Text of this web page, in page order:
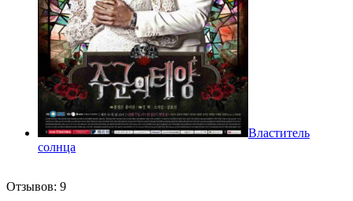
Властитель
солнца
Отзывов: 9